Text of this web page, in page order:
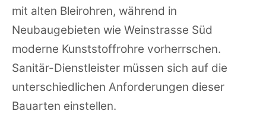
mit alten Bleirohren, während in
Neubaugebieten wie Weinstrasse Süd
moderne Kunststoffrohre vorherrschen.
Sanitär-Dienstleister müssen sich auf die
unterschiedlichen Anforderungen dieser
Bauarten einstellen.